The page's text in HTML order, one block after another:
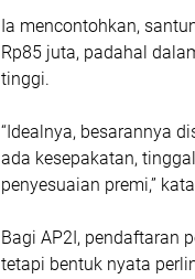
Ia mencontohkan,
Rp85 juta, padahal
tinggi.
“Idealnya, besarannya
ada kesepakatan,
penyesuaian premi,”
Bagi AP2I, pendaftaran
tetapi bentuk nyata